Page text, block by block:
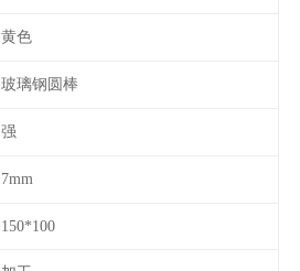
黄色
玻璃钢圆棒
强
7mm
150*100